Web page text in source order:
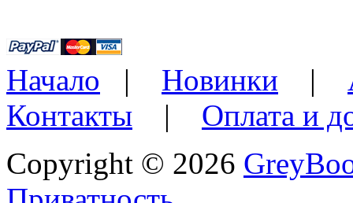
Начало | Новинки |
Контакты | Оплата и
Copyright © 2026